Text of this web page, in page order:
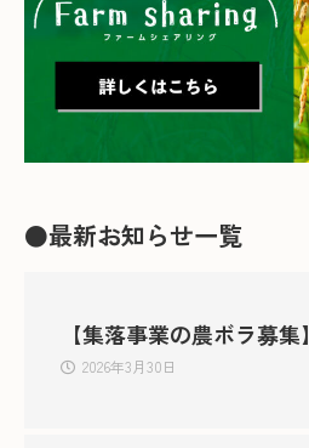
●最新お知らせ一覧
【集落事業の農ボラ募集】
2026年3月30日